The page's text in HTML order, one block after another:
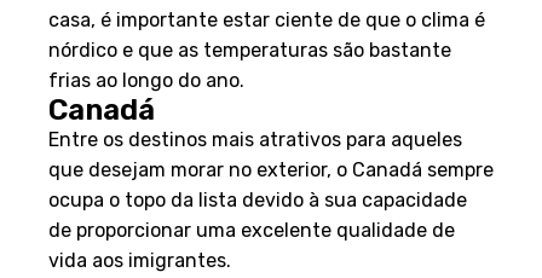
casa, é importante estar ciente de que o clima é
nórdico e que as temperaturas são bastante
frias ao longo do ano.
Canadá
Entre os destinos mais atrativos para aqueles
que desejam morar no exterior, o Canadá sempre
ocupa o topo da lista devido à sua capacidade
de proporcionar uma excelente qualidade de
vida aos imigrantes.